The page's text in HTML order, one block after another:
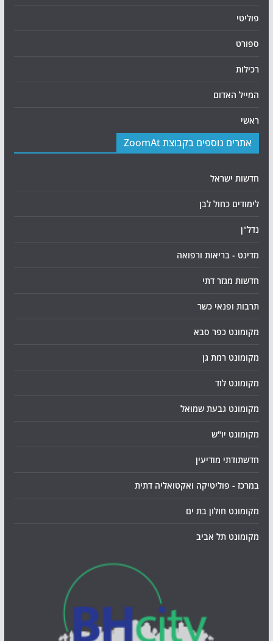
פוליטי
ספורט
רכילות
המייל האדום
ראשי
אתרים נוספים בקבוצת ZoomAt
חדשות ישראל
לימודים כחול לבן
נדל"ן
מדינט - בריאות ורפואה
חדשות מגזר דתי
תרבות ופנאי כשר
מקומונט כפר סבא
מקומונט רמת גן
מקומונט לוד
מקומונט גבעת שמואל
מקומונט יו"ש
חדשתודתי מודיעין
במרכז - פוליטיקה ואקטואליה דתית
מקומונט חולון בת ים
מקומונט תל אביב